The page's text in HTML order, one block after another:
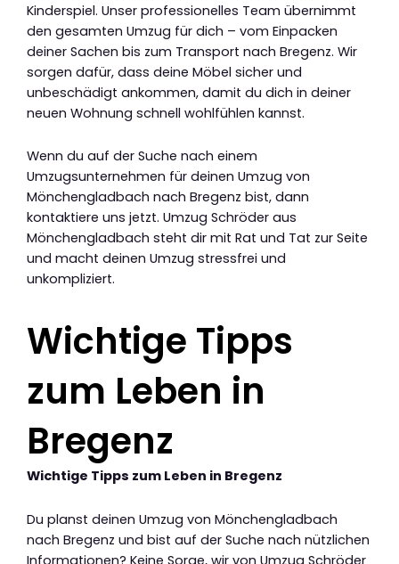
Kinderspiel. Unser professionelles Team übernimmt
den gesamten Umzug für dich – vom Einpacken
deiner Sachen bis zum Transport nach Bregenz. Wir
sorgen dafür, dass deine Möbel sicher und
unbeschädigt ankommen, damit du dich in deiner
neuen Wohnung schnell wohlfühlen kannst.
Wenn du auf der Suche nach einem
Umzugsunternehmen für deinen Umzug von
Mönchengladbach nach Bregenz bist, dann
kontaktiere uns jetzt. Umzug Schröder aus
Mönchengladbach steht dir mit Rat und Tat zur Seite
und macht deinen Umzug stressfrei und
unkompliziert.
Wichtige Tipps
zum Leben in
Bregenz
Wichtige Tipps zum Leben in Bregenz
Du planst deinen Umzug von Mönchengladbach
nach Bregenz und bist auf der Suche nach nützlichen
Informationen? Keine Sorge, wir von Umzug Schröder